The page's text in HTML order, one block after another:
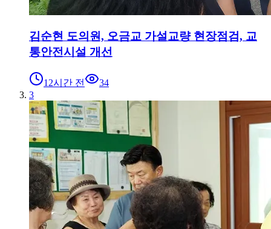
김순현 도의원, 오금교 가설교량 현장점검, 교
통안전시설 개선
12시간 전
34
3